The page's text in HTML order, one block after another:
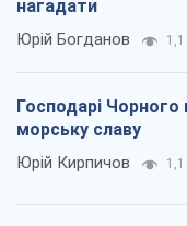
нагадати
Юрій Богданов 1,1
Господарі
морську славу
Юрій Кирпичов 1,1